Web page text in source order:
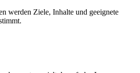
werden Ziele, Inhalte und geeignete